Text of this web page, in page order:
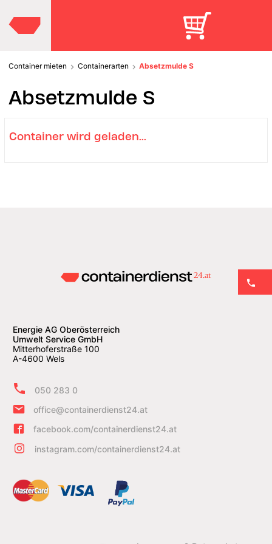
Container mieten Containerarten Absetzmulde S
Absetzmulde S
Container wird geladen...
Energie AG Oberösterreich
Umwelt Service GmbH
Mitterhoferstraße 100
A-4600 Wels
050 283 0
office@containerdienst24.at
facebook.com/containerdienst24.at
instagram.com/containerdienst24.at